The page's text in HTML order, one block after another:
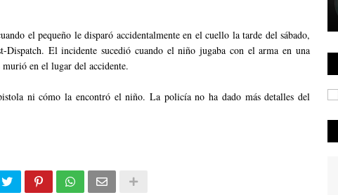
el pequeño le disparó accidentalmente en el cuello la tarde del sábado,
El incidente sucedió cuando el niño jugaba con el arma en una
en el lugar del accidente.
ni cómo la encontró el niño. La policía no ha dado más detalles del